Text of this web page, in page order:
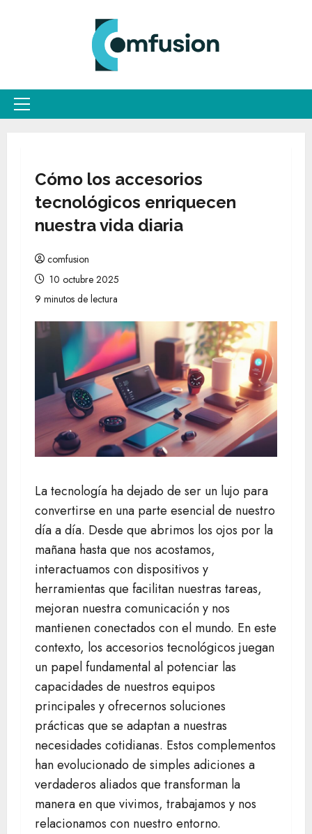
Menú
Cómo los accesorios
tecnológicos enriquecen
nuestra vida diaria
comfusion
10 octubre 2025
9 minutos de lectura
La tecnología ha dejado de ser un lujo para
convertirse en una parte esencial de nuestro
día a día. Desde que abrimos los ojos por la
mañana hasta que nos acostamos,
interactuamos con dispositivos y
herramientas que facilitan nuestras tareas,
mejoran nuestra comunicación y nos
mantienen conectados con el mundo. En este
contexto, los accesorios tecnológicos juegan
un papel fundamental al potenciar las
capacidades de nuestros equipos
principales y ofrecernos soluciones
prácticas que se adaptan a nuestras
necesidades cotidianas. Estos complementos
han evolucionado de simples adiciones a
verdaderos aliados que transforman la
manera en que vivimos, trabajamos y nos
relacionamos con nuestro entorno.